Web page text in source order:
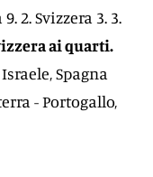
2. Svizzera 3. 3.
ai quarti.
Spagna
- Portogallo,